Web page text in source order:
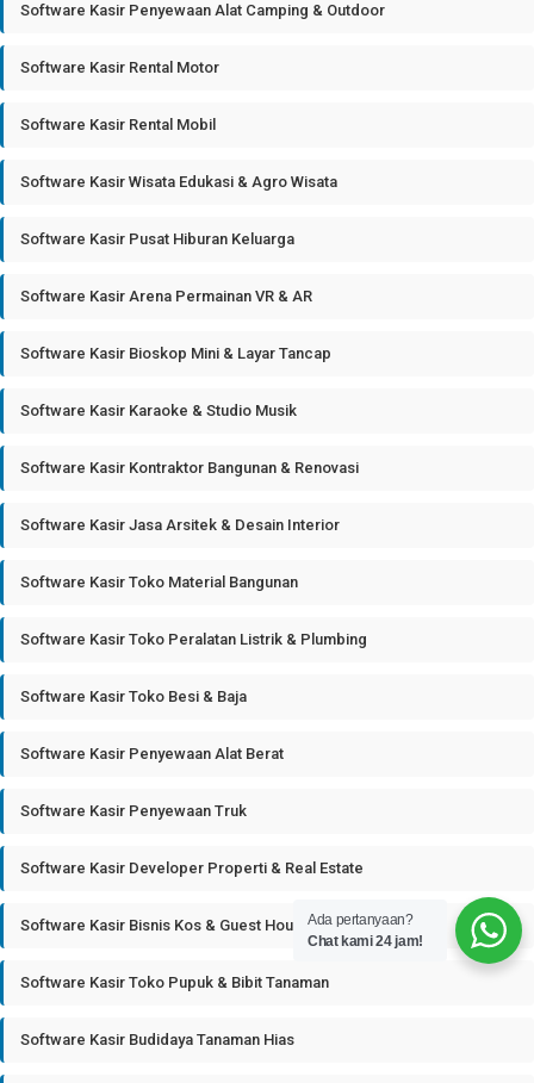
Software Kasir Penyewaan Alat Camping & Outdoor
Software Kasir Rental Motor
Software Kasir Rental Mobil
Software Kasir Wisata Edukasi & Agro Wisata
Software Kasir Pusat Hiburan Keluarga
Software Kasir Arena Permainan VR & AR
Software Kasir Bioskop Mini & Layar Tancap
Software Kasir Karaoke & Studio Musik
Software Kasir Kontraktor Bangunan & Renovasi
Software Kasir Jasa Arsitek & Desain Interior
Software Kasir Toko Material Bangunan
Software Kasir Toko Peralatan Listrik & Plumbing
Software Kasir Toko Besi & Baja
Software Kasir Penyewaan Alat Berat
Software Kasir Penyewaan Truk
Software Kasir Developer Properti & Real Estate
Software Kasir Bisnis Kos & Guest House
Software Kasir Toko Pupuk & Bibit Tanaman
Software Kasir Budidaya Tanaman Hias
Ada pertanyaan?
Chat kami 24 jam!